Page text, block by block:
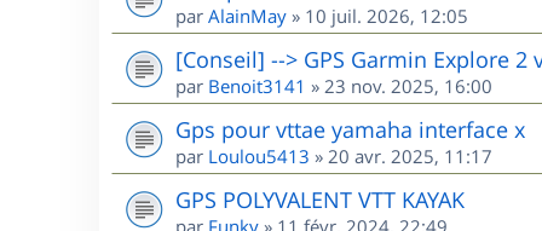
par AlainMay » 10 juil. 2026, 12:05
[Conseil] --> GPS Garmin Explore 2
par Benoit3141 » 23 nov. 2025, 16:00
Gps pour vttae yamaha interface x
par Loulou5413 » 20 avr. 2025, 11:17
GPS POLYVALENT VTT KAYAK
par Funky » 11 févr. 2024, 22:49